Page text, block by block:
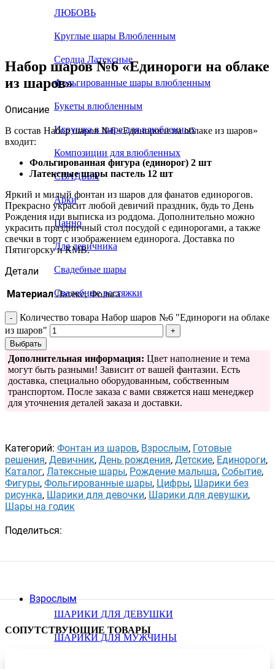
ЛЮБОВЬ
Круглые шары Влюбленным
Сердца Латексные
Фольгированные шары влюбленным
Букеты влюбленным
Игрушка в шаре для влюбленных
Композиции для влюбленных
СВАДЬБА
Арки
Панно
Для девичника
Свадебные шары
Свадебные растяжки
Взрослым
ШАРИКИ ДЛЯ ДЕВУШКИ
ШАРИКИ ДЛЯ МУЖЧИНЫ
Набор шаров №6 «Единороги на облаке
из шаров»
Описание
В состав Набор шаров №6 «Единороги на облаке из шаров»
входит:
Фольгированная фигура (единорог) 2 шт
Латексные шары пастель 12 шт
Яркий и милый фонтан из шаров для фанатов единорогов.
Прекрасно украсит любой девичий праздник, будь то День
Рождения или выписка из роддома. Дополнительно можно
украсить праздничный стол посудой с единорогами, а также
свечки в торт с изображением единорога. Доставка по
Пятигорску и КМВ.
Детали
Материал Латекс, Фольга
Количество товара Набор шаров №6 "Единороги на облаке
из шаров"
Выбрать
Дополнительная информация: Цвет наполнение и тема
могут быть разными! Зависит от вашей фантазии. Есть
доставка, специально оборудованным, собственным
транспортом. После заказа с вами свяжется наш менеджер
для уточнения деталей заказа и доставки.
Категорий: Фонтан из шаров, Взрослым, Готовые
решения, Девичник, День рождения, Детские, Единороги,
Каталог, Латексные шары, Рождение малыша, Событие,
Фигуры, Фольгированные шары, Цифры, Шарики без
рисунка, Шарики для девочки, Шарики для девушки,
Шары на годик
Поделиться:
СОПУТСТВУЮЩИЕ ТОВАРЫ